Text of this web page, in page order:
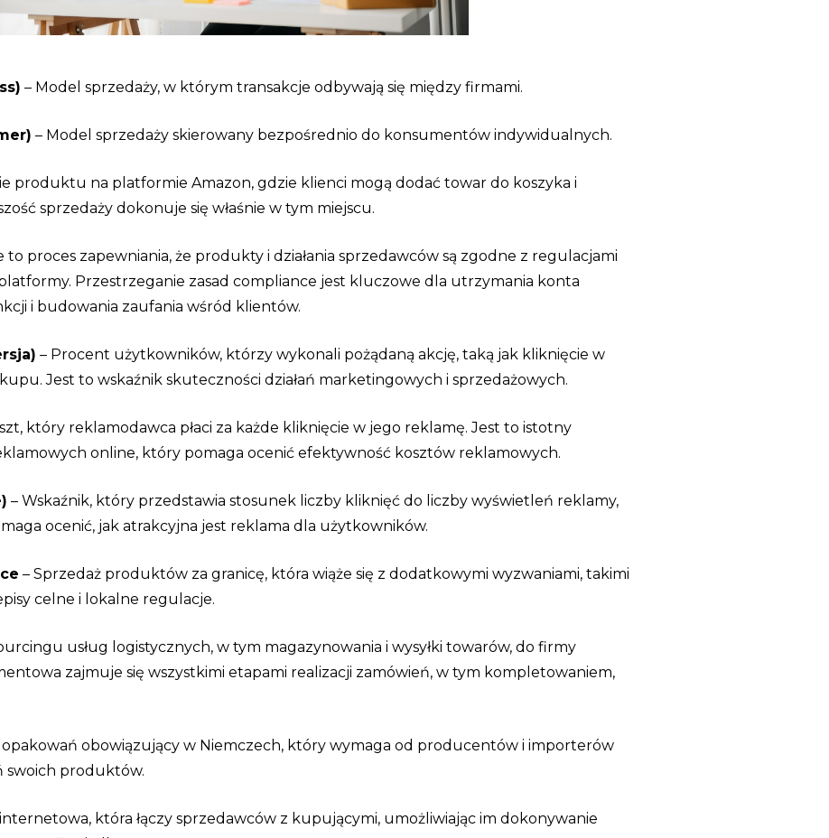
– Model sprzedaży, w którym transakcje odbywają się między firmami.
– Model sprzedaży skierowany bezpośrednio do konsumentów indywidualnych.
produktu na platformie Amazon, gdzie klienci mogą dodać towar do koszyka i
sprzedaży dokonuje się właśnie w tym miejscu.
to proces zapewniania, że produkty i działania sprzedawców są zgodne z regulacjami
Przestrzeganie zasad compliance jest kluczowe dla utrzymania konta
i budowania zaufania wśród klientów.
– Procent użytkowników, którzy wykonali pożądaną akcję, taką jak kliknięcie w
Jest to wskaźnik skuteczności działań marketingowych i sprzedażowych.
który reklamodawca płaci za każde kliknięcie w jego reklamę. Jest to istotny
online, który pomaga ocenić efektywność kosztów reklamowych.
– Wskaźnik, który przedstawia stosunek liczby kliknięć do liczby wyświetleń reklamy,
ocenić, jak atrakcyjna jest reklama dla użytkowników.
– Sprzedaż produktów za granicę, która wiąże się z dodatkowymi wyzwaniami, takimi
celne i lokalne regulacje.
usług logistycznych, w tym magazynowania i wysyłki towarów, do firmy
zajmuje się wszystkimi etapami realizacji zamówień, w tym kompletowaniem,
opakowań obowiązujący w Niemczech, który wymaga od producentów i importerów
swoich produktów.
która łączy sprzedawców z kupującymi, umożliwiając im dokonywanie